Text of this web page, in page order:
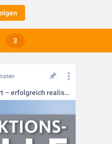
3
Neuer Firmenstandort – erfolgreich realisiert mit HALTEC 📍🏗️